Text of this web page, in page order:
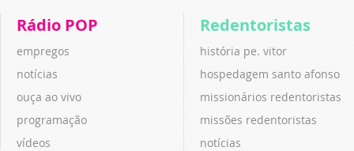
Rádio POP
empregos
notícias
ouça ao vivo
programação
vídeos
Redentoristas
história pe. vitor
hospedagem santo afonso
missionários redentoristas
missões redentoristas
notícias